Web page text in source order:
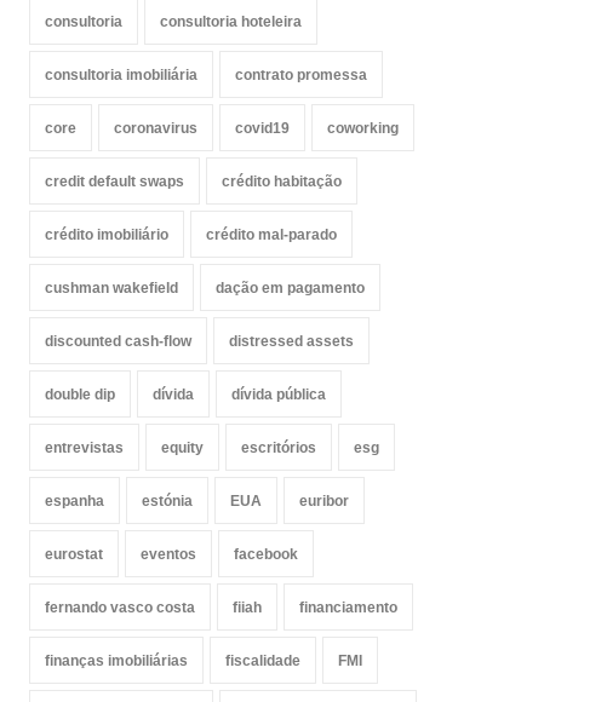
consultoria consultoria hoteleira
consultoria imobiliária contrato promessa
core coronavirus covid19 coworking
credit default swaps crédito habitação
crédito imobiliário crédito mal-parado
cushman wakefield dação em pagamento
discounted cash-flow distressed assets
double dip dívida dívida pública
entrevistas equity escritórios esg
espanha estónia EUA euribor
eurostat eventos facebook
fernando vasco costa fiiah financiamento
finanças imobiliárias fiscalidade FMI